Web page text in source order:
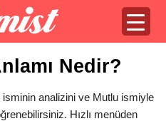
Nedir?
isminin analizini ve Mutlu ismiyle
Hızlı menüden